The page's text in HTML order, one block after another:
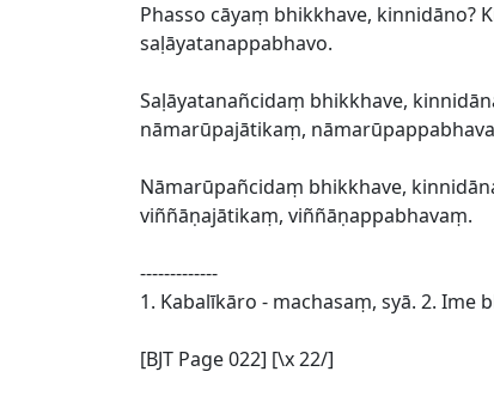
Phasso cāyaṃ bhikkhave, kinnidāno?
saḷāyatanappabhavo.
Saḷāyatanañcidaṃ bhikkhave,
nāmarūpajātikaṃ,
Nāmarūpañcidaṃ bhikkhave,
viññāṇajātikaṃ, viññāṇappabhavaṃ.
-------------
1. Kabalīkāro - machasaṃ, syā. 2. Ime
[BJT Page 022] [\x 22/]